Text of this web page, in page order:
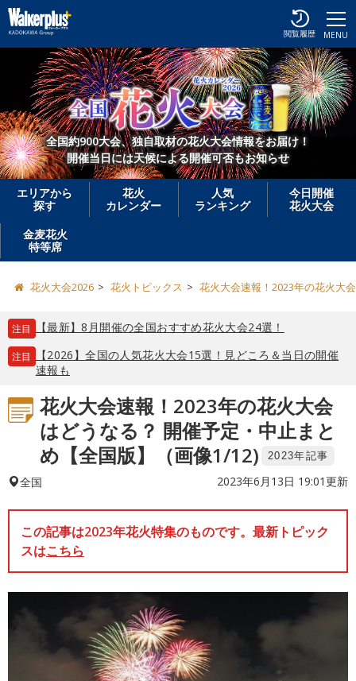
MENU
閲覧履歴
全国約900大会、独自取材の花火大会情報をお届け！
開催当日には天候による開催可否もお知らせ
エリアから
探す
花火
カレンダー
人気
ランキング
今日開催
花火大会
金麦花火
特等席
花火大会2026 花火トピックス 花火大会速報！2023年の花火大
注目 【最新】8月開催の全国おすすめ花火大会24選！
注目
【2026】全国の人気花火大会15選！見どころ＆当日の開催
速報も
花火大会速報！2023年の花火大会
はどうなる？ 開催予定・中止まと
め【全国版】（画像1/12)
2023年記事
全国 2023年6月13日 19:01更新
この記事は2023年花火特集のものです。最新トピック
スはこちら